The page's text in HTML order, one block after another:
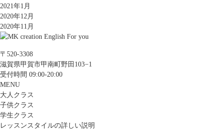
2021年1月
2020年12月
2020年11月
〒520-3308
滋賀県甲賀市甲南町野田103−1
受付時間 09:00-20:00
MENU
大人クラス
子供クラス
学生クラス
レッスンスタイルの詳しい説明